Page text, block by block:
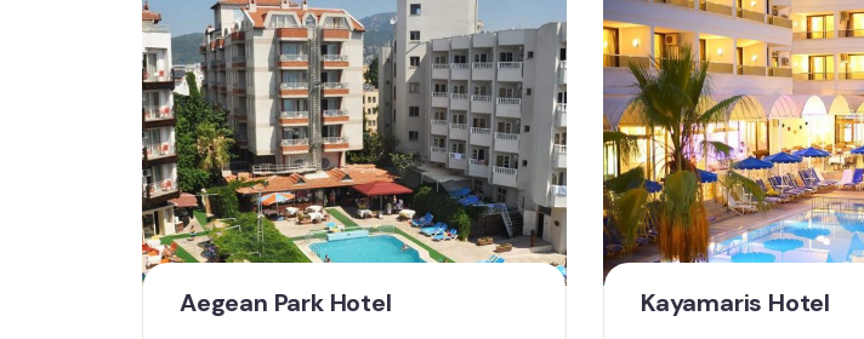
Aegean Park Hotel Kayamaris Hotel